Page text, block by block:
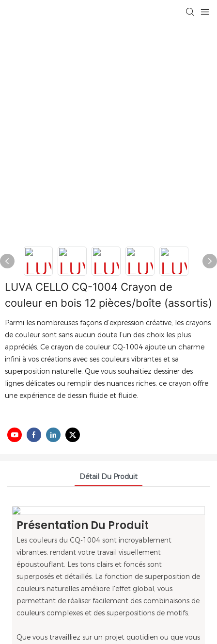
LUVA CELLO CQ-1004 Crayon de
couleur en bois 12 pièces/boîte (assortis)
Parmi les nombreuses façons d’expression créative, les crayons
de couleur sont sans aucun doute l’un des choix les plus
appréciés. Ce crayon de couleur CQ-1004 ajoute un charme
infini à vos créations avec ses couleurs vibrantes et sa
superposition naturelle. Que vous souhaitiez dessiner des
lignes délicates ou remplir des nuances riches, ce crayon offre
une expérience de dessin fluide et fluide.
Détail Du Produit
Présentation Du Produit
Les couleurs du CQ-1004 sont incroyablement
vibrantes, rendant votre travail visuellement
époustouflant. Les tons clairs et foncés sont
superposés et détaillés. La fonction de superposition de
couleurs naturelles améliore l'effet global, vous
permettant de réaliser facilement des combinaisons de
couleurs complexes et des superpositions de motifs.
Que vous travailliez sur un projet quotidien ou que vous